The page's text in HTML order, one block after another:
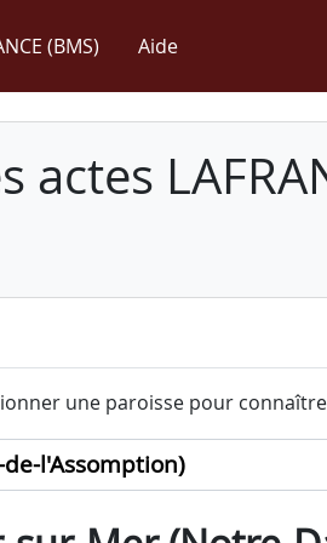
(BMS) Aide
actes
une paroisse pour